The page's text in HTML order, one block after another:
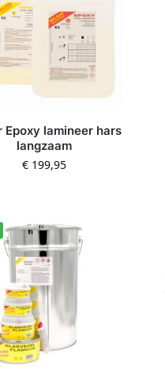
Epoxy lamineer hars
langzaam
€199,95